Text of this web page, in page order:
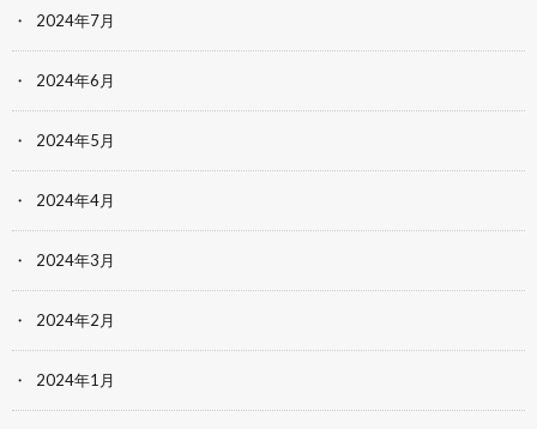
2024年7月
2024年6月
2024年5月
2024年4月
2024年3月
2024年2月
2024年1月